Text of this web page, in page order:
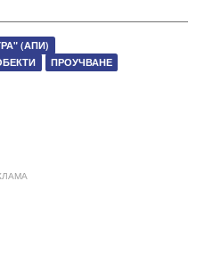
(АПИ)
ПРОУЧВАНЕ